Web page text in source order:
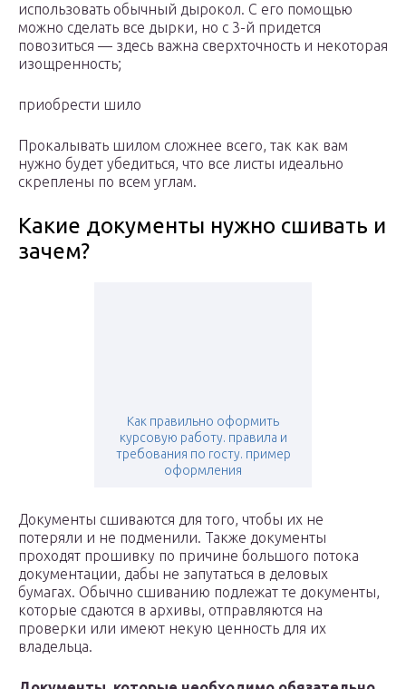
использовать обычный дырокол. С его помощью
можно сделать все дырки, но с 3-й придется
повозиться — здесь важна сверхточность и некоторая
изощренность;
приобрести шило
Прокалывать шилом сложнее всего, так как вам
нужно будет убедиться, что все листы идеально
скреплены по всем углам.
Какие документы нужно сшивать и
зачем?
Как правильно оформить
курсовую работу. правила и
требования по госту. пример
оформления
Документы сшиваются для того, чтобы их не
потеряли и не подменили. Также документы
проходят прошивку по причине большого потока
документации, дабы не запутаться в деловых
бумагах. Обычно сшиванию подлежат те документы,
которые сдаются в архивы, отправляются на
проверки или имеют некую ценность для их
владельца.